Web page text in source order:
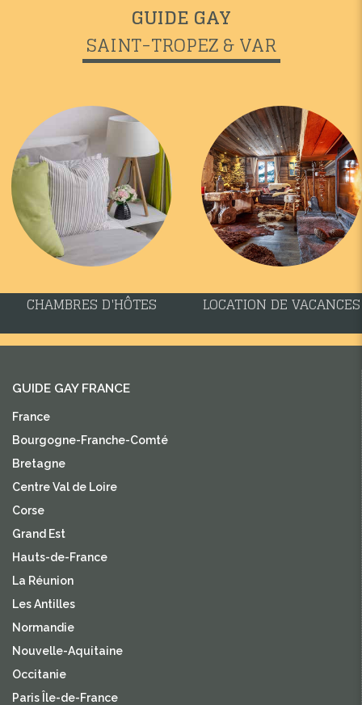
GUIDE GAY
SAINT-TROPEZ & VAR
CHAMBRES D'HÔTES LOCATION DE VACANCES
GUIDE GAY FRANCE
France
Bourgogne-Franche-Comté
Bretagne
Centre Val de Loire
Corse
Grand Est
Hauts-de-France
La Réunion
Les Antilles
Normandie
Nouvelle-Aquitaine
Occitanie
Paris Île-de-France